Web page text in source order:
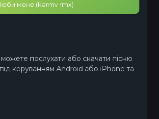
мене (karmv rmx)
послухати або скачати пісню
керуванням Android або iPhone та